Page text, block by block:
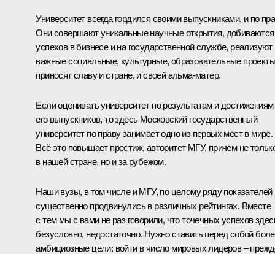
Университет всегда гордился своими выпускниками, и по
Они совершают уникальные научные открытия, добиваются
успехов в бизнесе и на государственной службе, реализуют
важные социальные, культурные, образовательные
приносят славу и стране, и своей альма-матер.
Если оценивать университет по результатам и достижениям
его выпускников, то здесь Московский государственный
университет по праву занимает одно из первых мест в мире.
Всё это повышает престиж, авторитет МГУ, причём не
в нашей стране, но и за рубежом.
Наши вузы, в том числе и МГУ, по целому ряду показателей
существенно продвинулись в различных рейтингах. Вместе
с тем мы с вами не раз говорили, что точечных успехов
безусловно, недостаточно. Нужно ставить перед собой
амбициозные цели: войти в число мировых лидеров –